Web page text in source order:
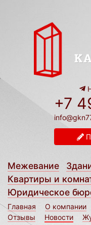
+7
Межевание
Квартиры и
Юридическое
Главная О компании
Отзывы
Новости